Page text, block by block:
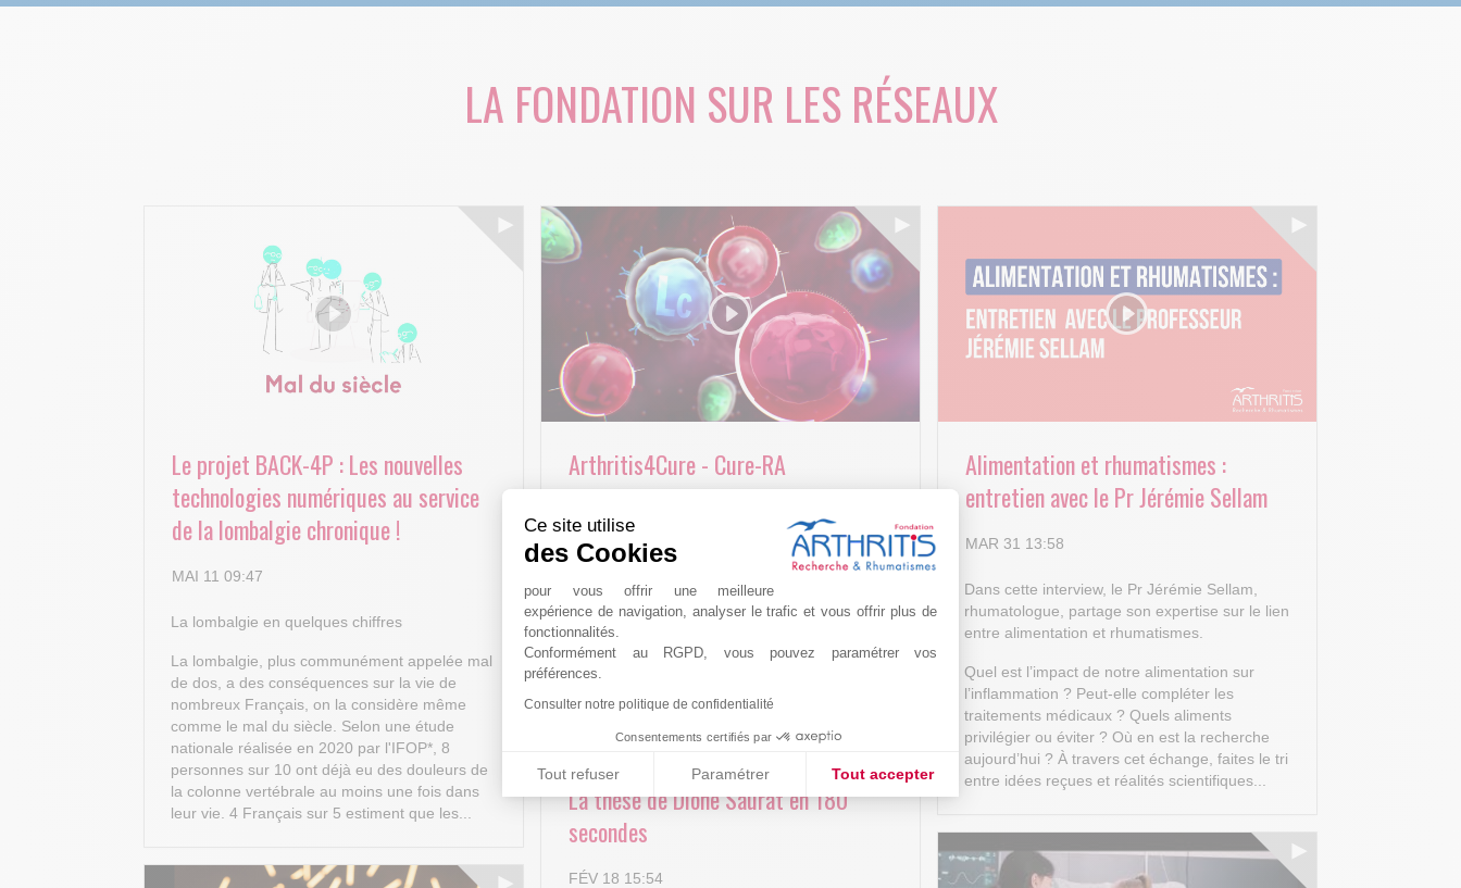
Ce site utilise
des Cookies
pour vous offrir une meilleure
expérience de navigation, analyser le trafic et vous offrir plus de
fonctionnalités.
Conformément au RGPD, vous pouvez paramétrer vos
préférences.
Consulter notre politique de confidentialité
Consentements certifiés par
Tout refuser Paramétrer Tout accepter
Axeptio consent
Plateforme de Gestion du Consentement : Personnalisez vos Options
Notre plateforme vous permet d'adapter et de gérer vos paramètres de confidentialité, en garantissant la conformité avec
LA FONDATION SUR LES RÉSEAUX
Le projet BACK-4P : Les nouvelles
technologies numériques au service
de la lombalgie chronique !
MAI 11 09:47
La lombalgie en quelques chiffres
La lombalgie, plus communément appelée mal
de dos, a des conséquences sur la vie de
nombreux Français, on la considère même
comme le mal du siècle. Selon une étude
nationale réalisée en 2020 par l'IFOP*, 8
personnes sur 10 ont déjà eu des douleurs de
la colonne vertébrale au moins une fois dans
leur vie. 4 Français sur 5 estiment que les...
Arthritis4Cure - Cure-RA
Alimentation et rhumatismes :
entretien avec le Pr Jérémie Sellam
MAR 31 13:58
Dans cette interview, le Pr Jérémie Sellam,
rhumatologue, partage son expertise sur le lien
entre alimentation et rhumatismes.
Quel est l’impact de notre alimentation sur
l’inflammation ? Peut-elle compléter les
traitements médicaux ? Quels aliments
privilégier ou éviter ? Où en est la recherche
aujourd’hui ? À travers cet échange, faites le tri
entre idées reçues et réalités scientifiques...
La thèse de Dione Saurat en 180
secondes
FÉV 18 15:54